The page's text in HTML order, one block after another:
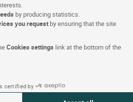
by producing statistics.
you request by ensuring that the site
Cookies settings link at the bottom of the
certified by
Instagram